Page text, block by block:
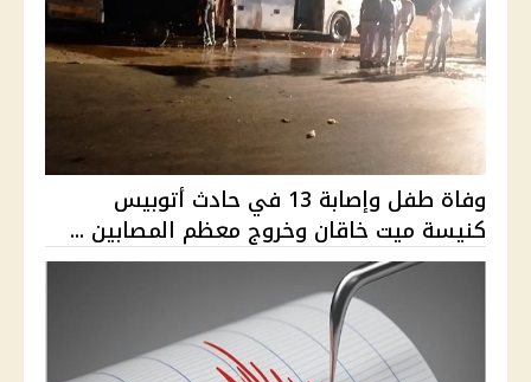
وفاة طفل وإصابة 13 في حادث أتوبيس
كنيسة ميت خاقان وخروج معظم المصابين ...